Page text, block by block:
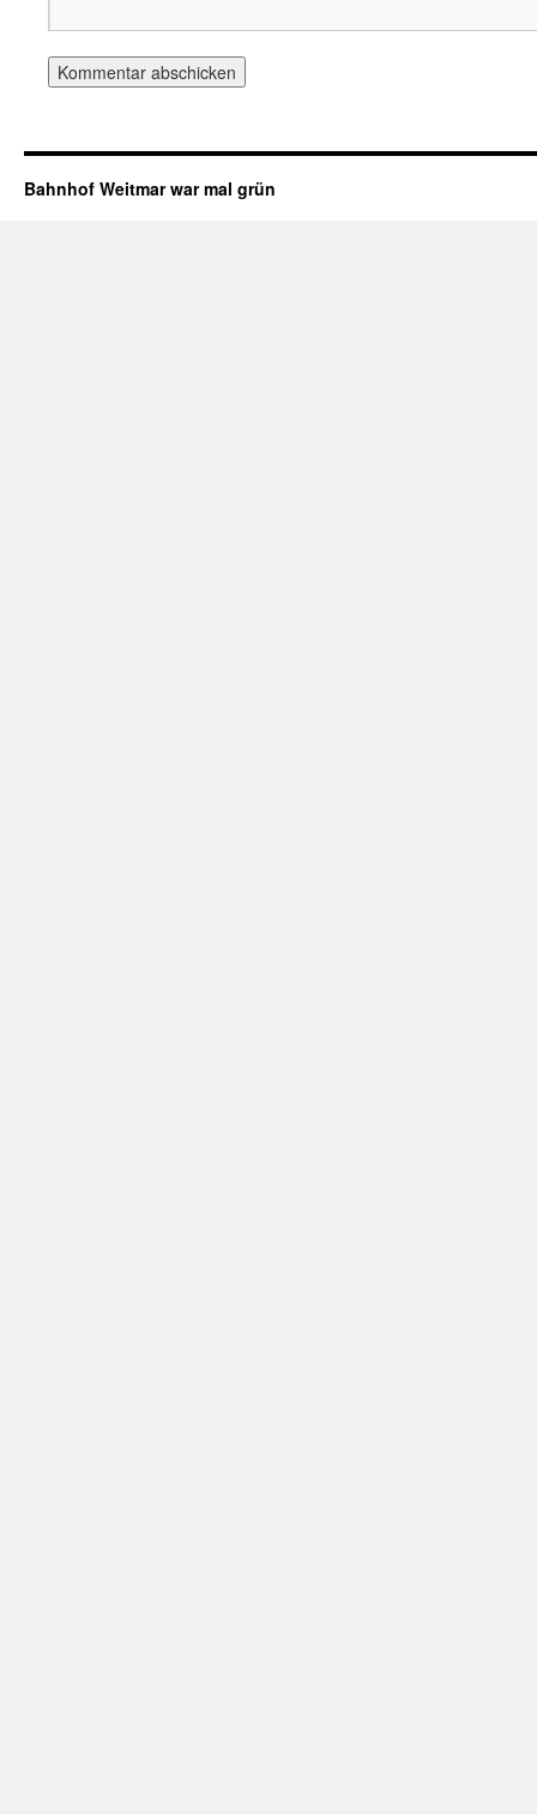
Bahnhof Weitmar war mal grün